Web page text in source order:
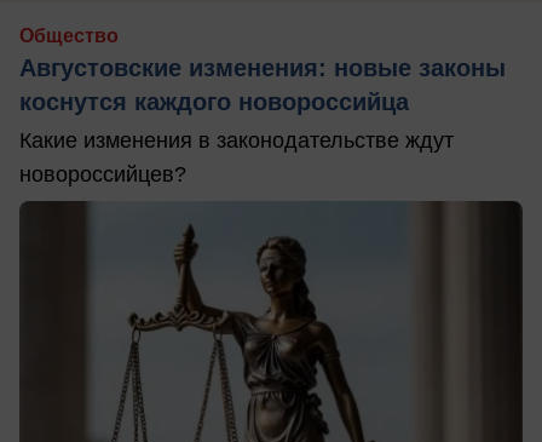
Общество
Августовские изменения: новые законы
коснутся каждого новороссийца
Какие изменения в законодательстве ждут
новороссийцев?